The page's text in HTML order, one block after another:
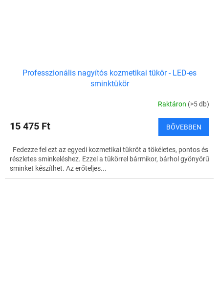
Professzionális nagyítós kozmetikai tükör - LED-es
sminktükör
Raktáron (>5 db)
15 475 Ft BŐVEBBEN
Fedezze fel ezt az egyedi kozmetikai tükröt a tökéletes, pontos és
részletes sminkeléshez. Ezzel a tükörrel bármikor, bárhol gyönyörű
sminket készíthet. Az erőteljes...